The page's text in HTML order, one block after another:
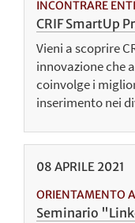
INCONTRARE
CRIF SmartUp
Vieni a scoprire
innovazione che
coinvolge i
inserimento nei
08 APRILE 2021
ORIENTAMENTO
Seminario